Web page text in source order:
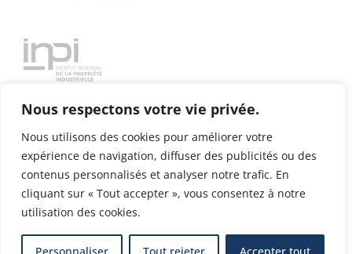
Nous respectons votre vie privée.
Nous utilisons des cookies pour améliorer votre
expérience de navigation, diffuser des publicités ou des
contenus personnalisés et analyser notre trafic. En
cliquant sur « Tout accepter », vous consentez à notre
utilisation des cookies.
Delta Metal 2023 - Tous droits réservés - Conception & Design